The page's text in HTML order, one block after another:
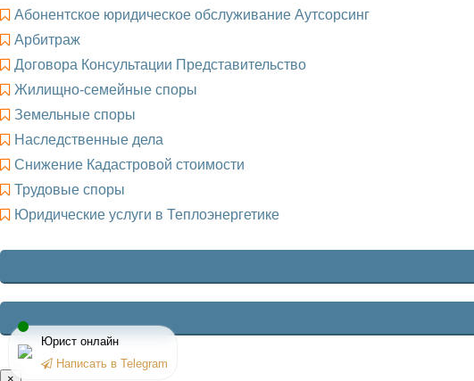
Абонентское юридическое обслуживание Аутсорсинг
Арбитраж
Договора Консультации Представительство
Жилищно-семейные споры
Земельные споры
Наследственные дела
Снижение Кадастровой стоимости
Трудовые споры
Юридические услуги в Теплоэнергетике
Юрист онлайн
Написать в Telegram